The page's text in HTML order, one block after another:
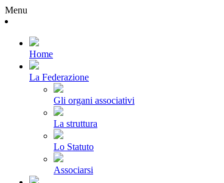
Menu
Home
La Federazione
Gli organi associativi
La struttura
Lo Statuto
Associarsi